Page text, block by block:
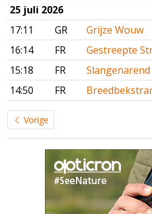
25 juli 2026
17:11
GR
Grijze Wouw
16:14
FR
Gestreepte
15:18
FR
Slangenarend
14:50
FR
Vorige